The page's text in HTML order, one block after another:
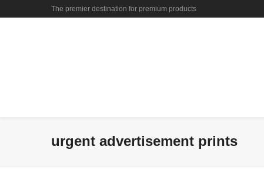
The premier destination for premium products
urgent advertisement prints